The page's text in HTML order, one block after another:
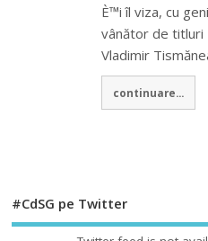
È™i îl viza, cu
vânător de titluri
Vladimir
continuare...
#CdSG pe Twitter